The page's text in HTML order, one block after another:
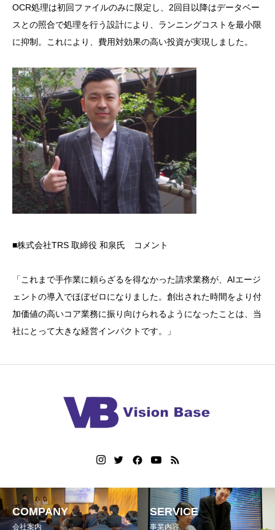
OCR処理は初回ファイルのみに限定し、 2回目以降はデータベー
スとの照合で処理を行う設計により、ランニングコストを最小限
に抑制。 これにより、費用対効果の高い投資が実現しました。
■株式会社TRS 取締役 和泉氏 コメント
「これまで手作業に頼らざるを得なかった請求業務が、AIエージ
ェントの導入でほぼゼロになりました。創出された時間をより付
加価値の高いコア業務に振り向けられるようになったことは、当
社にとって大きな経営インパクトです。」
COMPANY
会社案内
SERVICE
事業内容